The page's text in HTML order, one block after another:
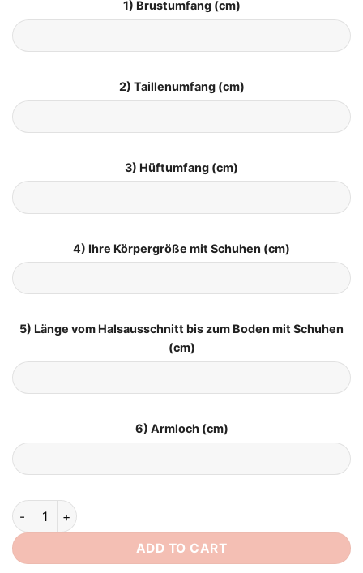
1) Brustumfang (cm)
2) Taillenumfang (cm)
3) Hüftumfang (cm)
4) Ihre Körpergröße mit Schuhen (cm)
5) Länge vom Halsausschnitt bis zum Boden mit Schuhen
(cm)
6) Armloch (cm)
Vintage Brautkleid für Schwangere quantity
ADD TO CART